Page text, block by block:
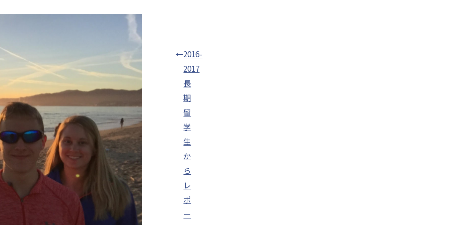
←2016-
2017
長
期
留
学
生
か
ら
レ
ポ
ー